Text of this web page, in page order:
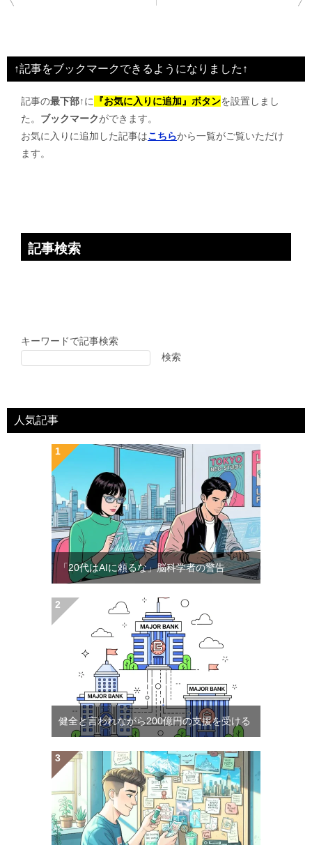
ビ
ゲ
↑記事をブックマークできるようになりました↑
記事の最下部↑に 『お気に入りに追加』ボタンを設置しまし
た。 ブックマークができます。
お気に入りに追加した記事はこちらから一覧がご覧いただけ
ます。
記事検索
キーワードで記事検索
検索
人気記事
「20代はAIに頼るな」脳科学者の警告
健全と言われながら200億円の支援を受ける